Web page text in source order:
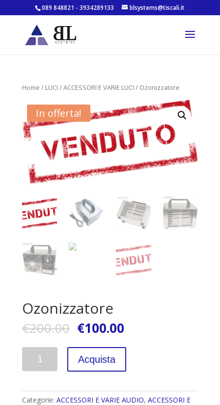
089 848821 - 3934289133 blsystems@tiscali.it
Home / LUCI /ACCESSORI E VARIE LUCI / Ozonizzatore
In offerta!
Ozonizzatore
€200.00 €100.00
Acquista
Categorie: ACCESSORI E VARIE AUDIO, ACCESSORI E